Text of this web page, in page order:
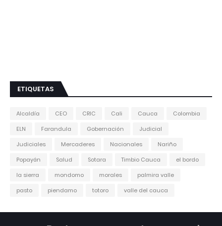
ETIQUETAS
Alcaldía CEO CRIC Cali Cauca
Colombia
ELN
Farandula Gobernación
Judicial
Judiciales
Mercaderes Nacionales
Nariño
Popayán
Salud Sotara Timbio Cauca
el bordo
la sierra
mondomo morales
palmira valle
pasto
piendamo totoro valle del cauca